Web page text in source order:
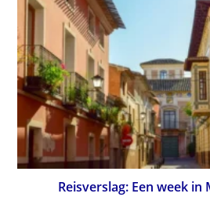
Reisverslag: Een week in